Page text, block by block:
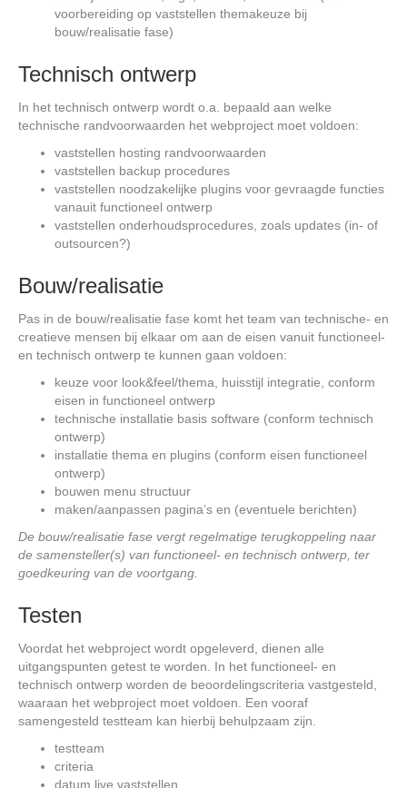
voorbereiding op vaststellen themakeuze bij
bouw/realisatie fase)
Technisch ontwerp
In het technisch ontwerp wordt o.a. bepaald aan welke
technische randvoorwaarden het webproject moet voldoen:
vaststellen hosting randvoorwaarden
vaststellen backup procedures
vaststellen noodzakelijke plugins voor gevraagde functies
vanauit functioneel ontwerp
vaststellen onderhoudsprocedures, zoals updates (in- of
outsourcen?)
Bouw/realisatie
Pas in de bouw/realisatie fase komt het team van technische- en
creatieve mensen bij elkaar om aan de eisen vanuit functioneel-
en technisch ontwerp te kunnen gaan voldoen:
keuze voor look&feel/thema, huisstijl integratie, conform
eisen in functioneel ontwerp
technische installatie basis software (conform technisch
ontwerp)
installatie thema en plugins (conform eisen functioneel
ontwerp)
bouwen menu structuur
maken/aanpassen pagina’s en (eventuele berichten)
De bouw/realisatie fase vergt regelmatige terugkoppeling naar
de samensteller(s) van functioneel- en technisch ontwerp, ter
goedkeuring van de voortgang.
Testen
Voordat het webproject wordt opgeleverd, dienen alle
uitgangspunten getest te worden. In het functioneel- en
technisch ontwerp worden de beoordelingscriteria vastgesteld,
waaraan het webproject moet voldoen. Een vooraf
samengesteld testteam kan hierbij behulpzaam zijn.
testteam
criteria
datum live vaststellen